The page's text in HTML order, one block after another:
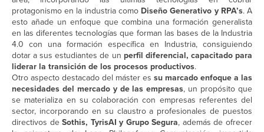
protagonismo en la industria como Diseño Generativo y RPA’s. A
esto añade un enfoque que combina una formación generalista
en las diferentes tecnologías que forman las bases de la Industria
4.0 con una formación específica en Industria, consiguiendo
dotar a sus estudiantes de un perfil diferencial, capacitado para
liderar la transición de los procesos productivos.
Otro aspecto destacado del máster es su marcado enfoque a las
necesidades del mercado y de las empresas, un propósito que
se materializa en su colaboración con empresas referentes del
sector, incorporando en su claustro a profesionales de puestos
directivos deSothis, TyrisAI y Grupo Segura, además de ofrecer